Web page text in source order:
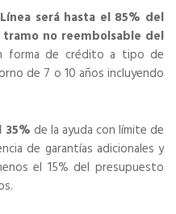
será hasta el 85% del
tramo no reembolsable del
forma de crédito a tipo de
de 7 o 10 años incluyendo
de la ayuda con límite de
de garantías adicionales y
el 15% del presupuesto